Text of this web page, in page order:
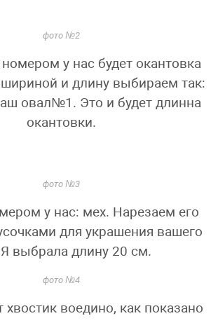
фото №2
у нас будет окантовка
и длину выбираем так:
овал№1. Это и будет длинна
окантовки.
фото №3
у нас: мех. Нарезаем его
для украшения вашего
выбрала длину 20 см.
фото №4
воедино, как показано